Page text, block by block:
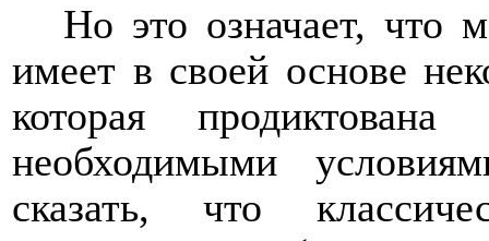
Но это означает, что
имеет в своей основе
которая
необходимыми
сказать, что